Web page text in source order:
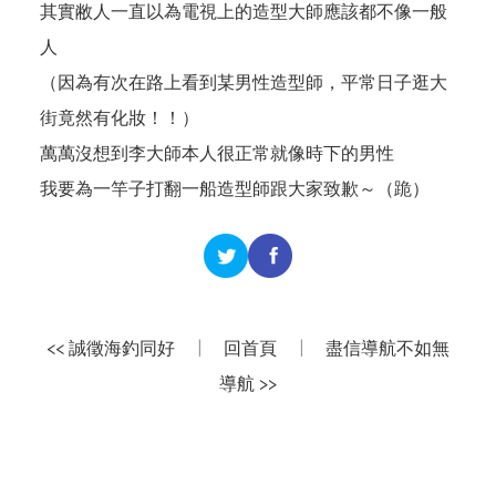
其實敝人一直以為電視上的造型大師應該都不像一般
人
（因為有次在路上看到某男性造型師，平常日子逛大
街竟然有化妝！！）
萬萬沒想到李大師本人很正常就像時下的男性
我要為一竿子打翻一船造型師跟大家致歉～（跪）
<< 誠徵海釣同好 回首頁
盡信導航不如無
導航 >>